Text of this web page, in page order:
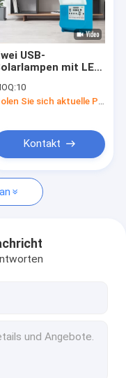
USB-
mit LED-
10
Kontakt